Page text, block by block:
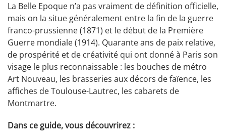
La Belle Epoque n’a pas vraiment de définition officielle,
mais on la situe généralement entre la fin de la guerre
franco-prussienne (1871) et le début de la Première
Guerre mondiale (1914). Quarante ans de paix relative,
de prospérité et de créativité qui ont donné à Paris son
visage le plus reconnaissable : les bouches de métro
Art Nouveau, les brasseries aux décors de faïence, les
affiches de Toulouse-Lautrec, les cabarets de
Montmartre.
Dans ce guide, vous découvrirez :